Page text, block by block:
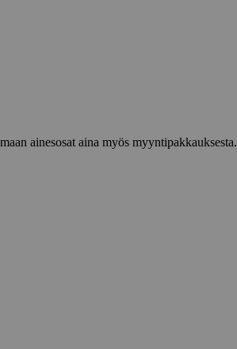
ainesosat aina myös myyntipakkauksesta.